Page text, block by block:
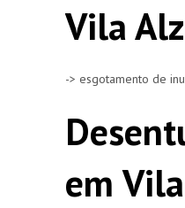
Vila
-> esgotamento de
em